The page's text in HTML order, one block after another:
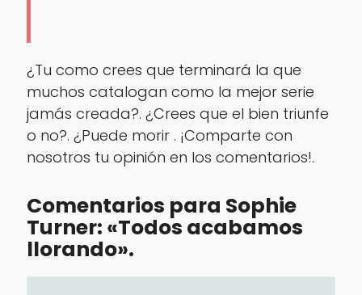
¿Tu como crees que terminará la que
muchos catalogan como la mejor serie
jamás creada?. ¿Crees que el bien triunfe
o no?. ¿Puede morir . ¡Comparte con
nosotros tu opinión en los comentarios!.
Comentarios para Sophie
Turner: «Todos acabamos
llorando».